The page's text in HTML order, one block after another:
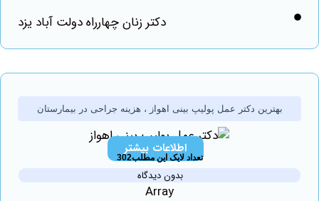
دکتر زنان چهارراه دولت آباد یزد
بهترین دکتر عمل پولیپ بینی اهواز ، هزینه جراحی در بیمارستان
اطلاعات بیشتر
تعداد لایک این مطلب302
بدون دیدگاه